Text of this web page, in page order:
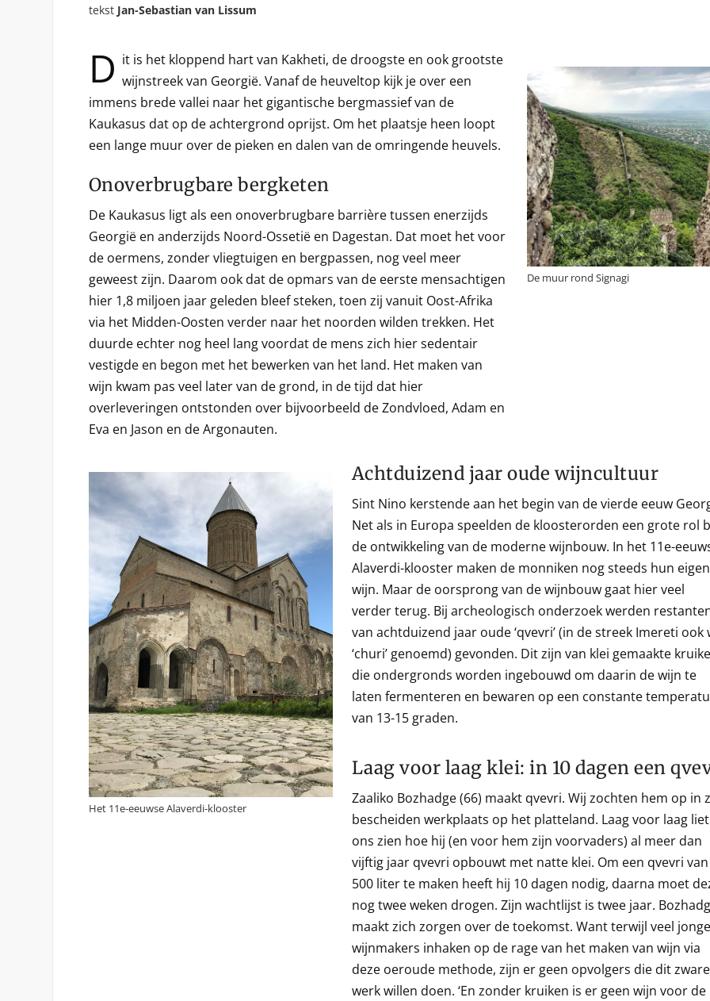
tekst Jan-Sebastian van Lissum
D it is het kloppend hart van Kakheti, de droogste en ook grootste
wijnstreek van Georgië. Vanaf de heuveltop kijk je over een
immens brede vallei naar het gigantische bergmassief van de
Kaukasus dat op de achtergrond oprijst. Om het plaatsje heen loopt
een lange muur over de pieken en dalen van de omringende heuvels.
Onoverbrugbare bergketen
De Kaukasus ligt als een onoverbrugbare barrière tussen enerzijds
Georgië en anderzijds Noord-Ossetië en Dagestan. Dat moet het voor
de oermens, zonder vliegtuigen en bergpassen, nog veel meer
geweest zijn. Daarom ook dat de opmars van de eerste mensachtigen
hier 1,8 miljoen jaar geleden bleef steken, toen zij vanuit Oost-Afrika
via het Midden-Oosten verder naar het noorden wilden trekken. Het
duurde echter nog heel lang voordat de mens zich hier sedentair
vestigde en begon met het bewerken van het land. Het maken van
wijn kwam pas veel later van de grond, in de tijd dat hier
overleveringen ontstonden over bijvoorbeeld de Zondvloed, Adam en
Eva en Jason en de Argonauten.
De muur rond Signagi
Het 11e-eeuwse Alaverdi-klooster
Achtduizend jaar oude wijncultuur
Sint Nino kerstende aan het begin van de vierde eeuw
Net als in Europa speelden de kloosterorden een grote rol
de ontwikkeling van de moderne wijnbouw. In het 11e-
Alaverdi-klooster maken de monniken nog steeds hun eigen
wijn. Maar de oorsprong van de wijnbouw gaat hier veel
verder terug. Bij archeologisch onderzoek werden
van achtduizend jaar oude ‘qvevri’ (in de streek Imereti ook
‘churi’ genoemd) gevonden. Dit zijn van klei gemaakte
die ondergronds worden ingebouwd om daarin de wijn te
laten fermenteren en bewaren op een constante
van 13-15 graden.
Laag voor laag klei: in 10 dagen een
Zaaliko Bozhadge (66) maakt qvevri. Wij zochten hem op in
bescheiden werkplaats op het platteland. Laag voor laag
ons zien hoe hij (en voor hem zijn voorvaders) al meer dan
vijftig jaar qvevri opbouwt met natte klei. Om een qvevri van
500 liter te maken heeft hij 10 dagen nodig, daarna moet
nog twee weken drogen. Zijn wachtlijst is twee jaar.
maakt zich zorgen over de toekomst. Want terwijl veel jonge
wijnmakers inhaken op de rage van het maken van wijn via
deze oeroude methode, zijn er geen opvolgers die dit zware
werk willen doen. ‘En zonder kruiken is er geen wijn voor de